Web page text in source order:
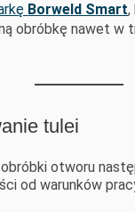
Borweld Smart,
obróbkę nawet w
tulei
otworu
od warunków